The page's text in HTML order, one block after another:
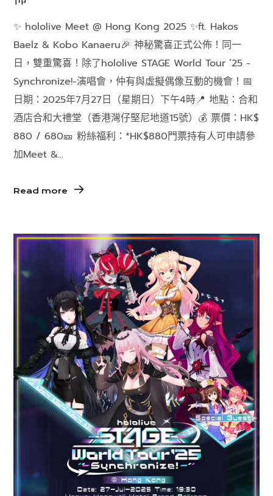
✨ hololive Meet @ Hong Kong 2025 ✨ft. Hakos
Baelz & Kobo Kanaeru🎉 神秘驚喜正式公佈！同一
日，雙重驚喜！除了hololive STAGE World Tour ’25 -
Synchronize!-演唱會，仲有與虛擬偶像互動的機會！📅
日期：2025年7月27日（星期日）下午4時📍 地點：合和
酒店合和大禮堂（香港灣仔堅尼地道15號）💰 票價：HK$
880 / 680🎫 粉絲福利：*HK$880門票持有人可申請參
加Meet &...
Read more